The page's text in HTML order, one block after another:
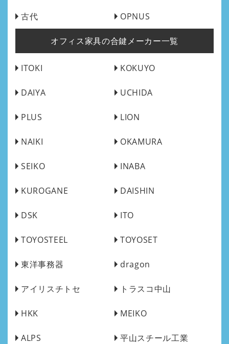
古代 OPNUS
オフィス家具の合鍵メーカー一覧
ITOKI KOKUYO
DAIYA UCHIDA
PLUS LION
NAIKI OKAMURA
SEIKO INABA
KUROGANE DAISHIN
DSK ITO
TOYOSTEEL TOYOSET
東洋事務器 dragon
アイリスチトセ トラスコ中山
HKK MEIKO
ALPS 平山スチール工業